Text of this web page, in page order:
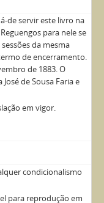
de servir este livro na
para nele se
da mesma
de encerramento.
de 1883. O
de Sousa Faria e
em vigor.
condicionalismo
para reprodução em